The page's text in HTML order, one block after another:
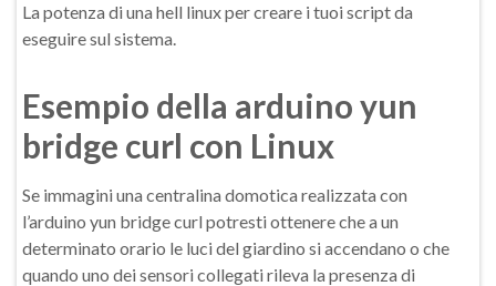
La potenza di una hell linux per creare i tuoi script da
eseguire sul sistema.
Esempio della arduino yun
bridge curl con Linux
Se immagini una centralina domotica realizzata con
l’arduino yun bridge curl potresti ottenere che a un
determinato orario le luci del giardino si accendano o che
quando uno dei sensori collegati rileva la presenza di